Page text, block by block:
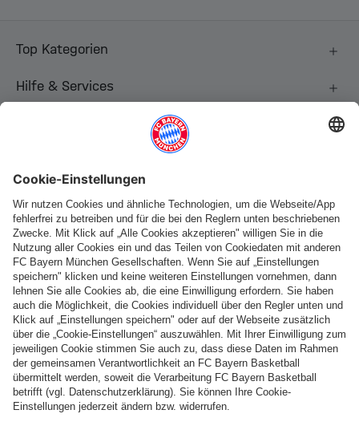
Top Kategorien
Hilfe & Services
Folge uns
Zahlung & Lieferung
FC Bayern Store App